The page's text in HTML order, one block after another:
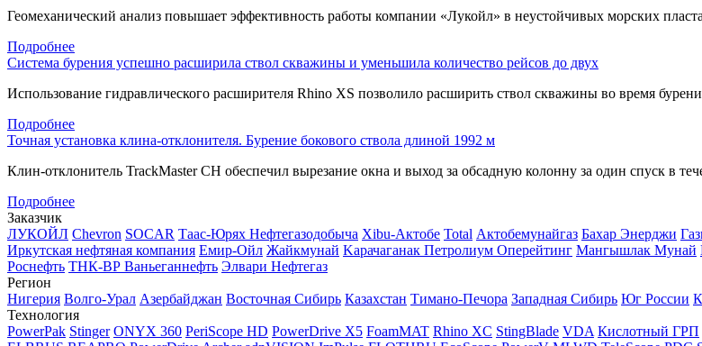
Геомеханический анализ повышает эффективность работы компании «Лукойл» в неустойчивых морских
Подробнее
Система бурения успешно расширила ствол скважины и уменьшила количество рейсов до двух
Использование гидравлического расширителя Rhino XS позволило расширить ствол скважины во время
Подробнее
Точная установка клина-отклонителя. Бурение бокового ствола длиной 1992 м
Клин-отклонитель TrackMaster CH обеспечил вырезание окна и выход за обсадную колонну за один спуск в
Подробнее
Заказчик
ЛУКОЙЛ Chevron SOCAR Таас-Юрях Нефтегазодобыча Xibu-Актобе Total Актобемунайгаз Бахар Энерджи
Иркутская нефтяная компания Емир-Ойл Жайкмунай Kарачаганак Петролиум Оперейтинг Мангышлак Мунай
Роснефть ТНК-ВР Ваньеганнефть Элвари Нефтегаз
Регион
Нигерия Волго-Урал Азербайджан Восточная Сибирь Казахстан Тимано-Печора Западная Сибирь Юг России
Технология
PowerPak Stinger ONYX 360 PeriScope HD PowerDrive X5 FoamMAT Rhino XC StingBlade VDA Кислотный ГРП